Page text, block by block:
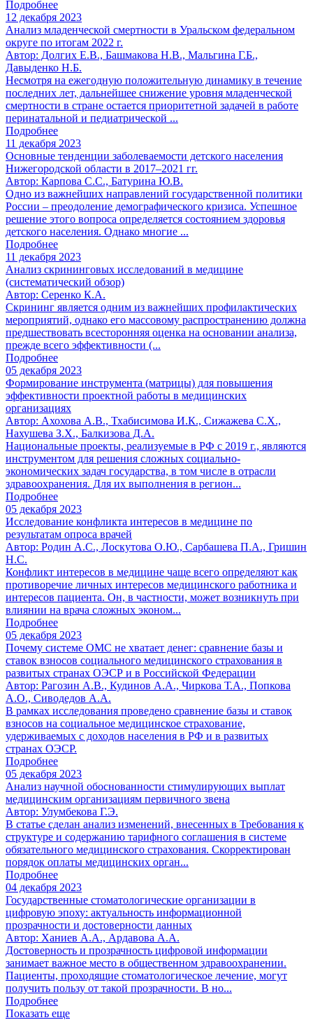
Подробнее
12 декабря 2023
Анализ младенческой смертности в Уральском федеральном
округе по итогам 2022 г.
Автор: Долгих Е.В., Башмакова Н.В., Мальгина Г.Б.,
Давыденко Н.Б.
Несмотря на ежегодную положительную динамику в течение
последних лет, дальнейшее снижение уровня младенческой
смертности в стране остается приоритетной задачей в работе
перинатальной и педиатрической ...
Подробнее
11 декабря 2023
Основные тенденции заболеваемости детского населения
Нижегородской области в 2017–2021 гг.
Автор: Карпова С.С., Батурина Ю.В.
Одно из важнейших направлений государственной политики
России – преодоление демографического кризиса. Успешное
решение этого вопроса определяется состоянием здоровья
детского населения. Однако многие ...
Подробнее
11 декабря 2023
Анализ скрининговых исследований в медицине
(систематический обзор)
Автор: Серенко К.А.
Скрининг является одним из важнейших профилактических
мероприятий, однако его массовому распространению должна
предшествовать всесторонняя оценка на основании анализа,
прежде всего эффективности (...
Подробнее
05 декабря 2023
Формирование инструмента (матрицы) для повышения
эффективности проектной работы в медицинских
организациях
Автор: Ахохова А.В., Тхабисимова И.К., Сижажева С.Х.,
Нахушева З.Х., Балкизова Д.А.
Национальные проекты, реализуемые в РФ с 2019 г., являются
инструментом для решения сложных социально-
экономических задач государства, в том числе в отрасли
здравоохранения. Для их выполнения в регион...
Подробнее
05 декабря 2023
Исследование конфликта интересов в медицине по
результатам опроса врачей
Автор: Родин А.С., Лоскутова О.Ю., Сарбашева П.А., Гришин
Н.С.
Конфликт интересов в медицине чаще всего определяют как
противоречие личных интересов медицинского работника и
интересов пациента. Он, в частности, может возникнуть при
влиянии на врача сложных эконом...
Подробнее
05 декабря 2023
Почему системе ОМС не хватает денег: сравнение базы и
ставок взносов социального медицинского страхования в
развитых странах ОЭСР и в Российской Федерации
Автор: Рагозин А.В., Кудинов А.А., Чиркова Т.А., Попкова
А.О., Сиводедов А.А.
В рамках исследования проведено сравнение базы и ставок
взносов на социальное медицинское страхование,
удерживаемых с доходов населения в РФ и в развитых
странах ОЭСР.
Подробнее
05 декабря 2023
Анализ научной обоснованности стимулирующих выплат
медицинским организациям первичного звена
Автор: Улумбекова Г.Э.
В статье сделан анализ изменений, внесенных в Требования к
структуре и содержанию тарифного соглашения в системе
обязательного медицинского страхования. Скорректирован
порядок оплаты медицинских орган...
Подробнее
04 декабря 2023
Государственные стоматологические организации в
цифровую эпоху: актуальность информационной
прозрачности и достоверности данных
Автор: Ханиев А.А., Ардавова А.А.
Достоверность и прозрачность цифровой информации
занимает важное место в общественном здравоохранении.
Пациенты, проходящие стоматологическое лечение, могут
получить пользу от такой прозрачности. В но...
Подробнее
Показать еще